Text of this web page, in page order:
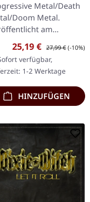
Metal/Death
Doom Metal.
am
auf Metal
Records. Schwarzes
Vinyl im Gatefold-
mit…
Verkaufspreis:
25,19 € Regulärer Preis:
27,99 €(-10%)
verfügbar,
1-2 Werktage
HINZUFÜGEN